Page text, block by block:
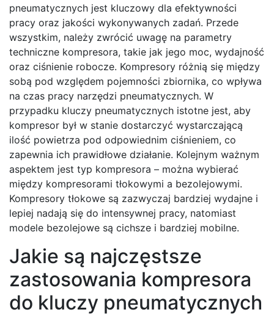
pneumatycznych jest kluczowy dla efektywności
pracy oraz jakości wykonywanych zadań. Przede
wszystkim, należy zwrócić uwagę na parametry
techniczne kompresora, takie jak jego moc, wydajność
oraz ciśnienie robocze. Kompresory różnią się między
sobą pod względem pojemności zbiornika, co wpływa
na czas pracy narzędzi pneumatycznych. W
przypadku kluczy pneumatycznych istotne jest, aby
kompresor był w stanie dostarczyć wystarczającą
ilość powietrza pod odpowiednim ciśnieniem, co
zapewnia ich prawidłowe działanie. Kolejnym ważnym
aspektem jest typ kompresora – można wybierać
między kompresorami tłokowymi a bezolejowymi.
Kompresory tłokowe są zazwyczaj bardziej wydajne i
lepiej nadają się do intensywnej pracy, natomiast
modele bezolejowe są cichsze i bardziej mobilne.
Jakie są najczęstsze
zastosowania kompresora
do kluczy pneumatycznych